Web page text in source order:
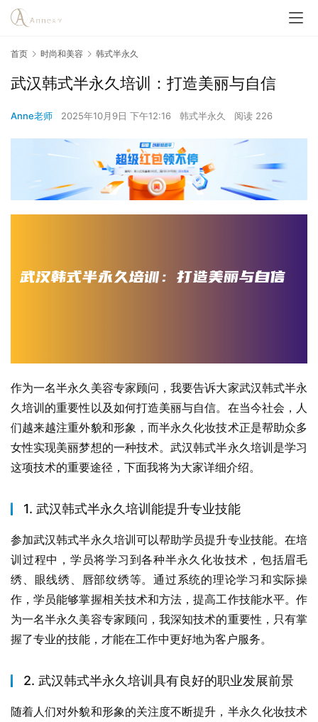
首页 时尚和美容 韩式半永久
武汉韩式半永久培训：打造美丽与自信
Anne老师 2025年10月9日 下午12:16 韩式半永久 阅读 226
作为一名半永久美容专家顾问，我要告诉大家武汉韩式半永
久培训的重要性以及如何打造美丽与自信。在当今社会，人
们越来越注重外貌和形象，而半永久化妆技术正是帮助众多
女性实现美丽梦想的一种技术。武汉韩式半永久培训是学习
这项技术的重要途径，下面我将为大家详细介绍。
1. 武汉韩式半永久培训能提升专业技能
参加武汉韩式半永久培训可以帮助学员提升专业技能。在培
训过程中，学员将学习到各种半永久化妆技术，包括眉毛
绣、眼线绣、唇部纹绣等。通过系统的理论学习和实际操
作，学员能够掌握相关技术和方法，提高工作技能水平。作
为一名半永久美容专家顾问，我深知技术的重要性，只有掌
握了专业的技能，才能在工作中更好地为客户服务。
2. 武汉韩式半永久培训具有良好的职业发展前景
随着人们对外貌和形象的关注度不断提升，半永久化妆技术